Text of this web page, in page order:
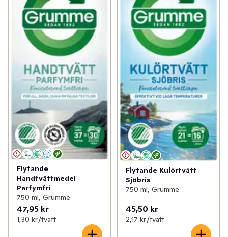
Flytande
Handtvättmedel
Parfymfri
750 ml, Grumme
47,95 kr
1,30 kr /tvätt
Flytande Kulörtvätt
Sjöbris
750 ml, Grumme
45,50 kr
2,17 kr /tvätt